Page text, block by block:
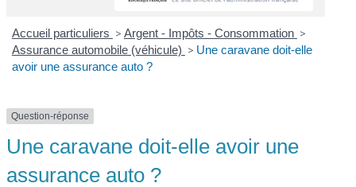
Accueil particuliers > Argent - Impôts - Consommation >
Assurance automobile (véhicule) > Une caravane doit-elle
avoir une assurance auto ?
Question-réponse
Une caravane doit-elle avoir une
assurance auto ?